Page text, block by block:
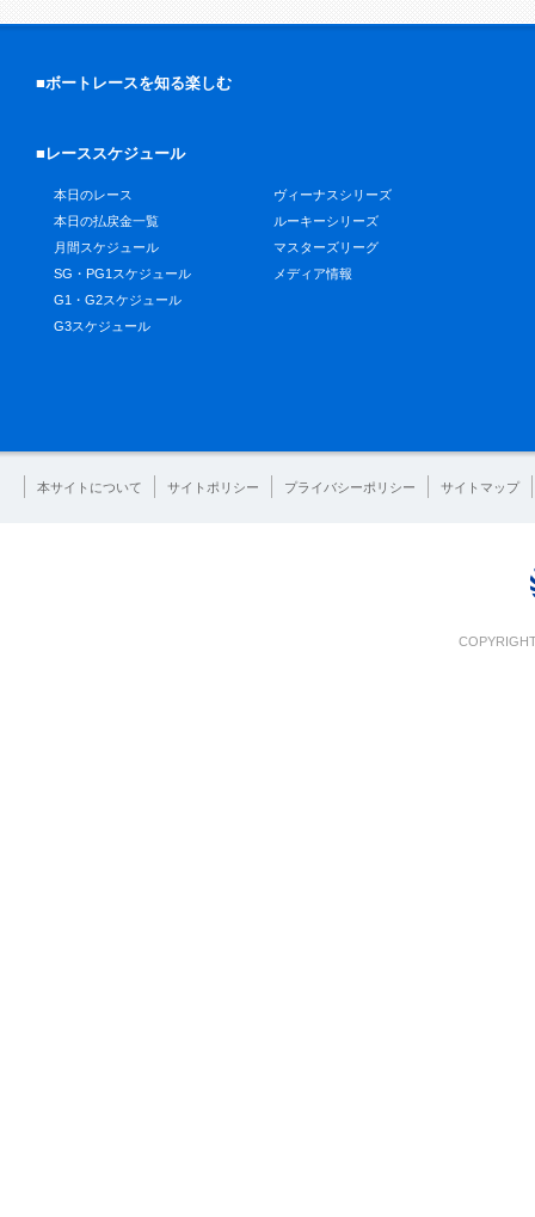
■ボートレースを知る楽しむ
■レーススケジュール
本日のレース
本日の払戻金一覧
月間スケジュール
SG・PG1スケジュール
G1・G2スケジュール
G3スケジュール
ヴィーナスシリーズ
ルーキーシリーズ
マスターズリーグ
メディア情報
本サイトについて サイトポリシー プライバシーポリシー サイトマップ